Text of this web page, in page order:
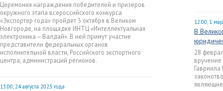
Церемония награждения победителей и призеров
окружного этапа всероссийского конкурса
«Экспортер года» пройдет 3 октября в Великом
Новгороде, на площадке ИНТЦ «Интеллектуальная
электроника — Валдай». В ней примут участие
представители федеральных органов
исполнительной власти, Российского экспортного
центра, администраций регионов.
13:00, 24 августа 2023 года
12:00, 1
В
28